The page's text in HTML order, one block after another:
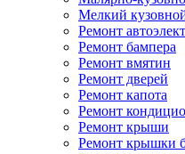
Мелкий
Ремонт
Ремонт бампера
Ремонт вмятин
Ремонт дверей
Ремонт капота
Ремонт
Ремонт крыши
Ремонт крышки